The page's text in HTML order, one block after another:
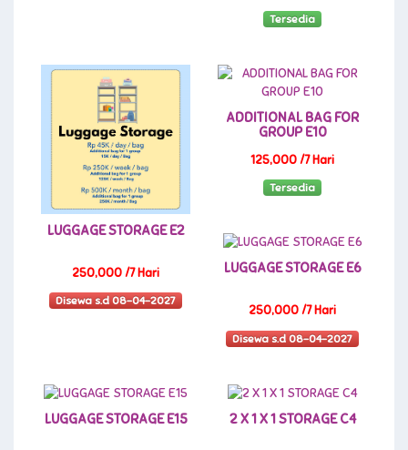
Tersedia
LUGGAGE STORAGE E2
250,000 /7 Hari
Disewa s.d 08-04-2027
ADDITIONAL BAG FOR
GROUP E10
125,000 /7 Hari
Tersedia
LUGGAGE STORAGE E6
250,000 /7 Hari
Disewa s.d 08-04-2027
LUGGAGE STORAGE E15 2 X 1 X 1 STORAGE C4